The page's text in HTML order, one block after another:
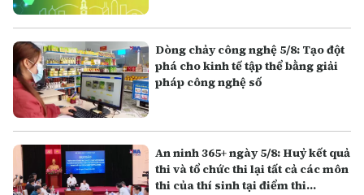
Dòng chảy công nghệ 5/8: Tạo đột
phá cho kinh tế tập thể bằng giải
pháp công nghệ số
An ninh 365+ ngày 5/8: Huỷ kết quả
thi và tổ chức thi lại tất cả các môn
thi của thí sinh tại điểm thi